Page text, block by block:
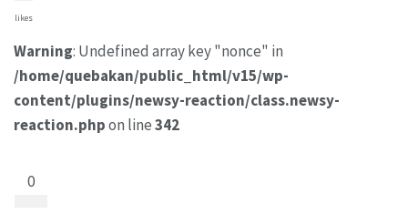
likes
Warning: Undefined array key "nonce" in
/home/quebakan/public_html/v15/wp-
content/plugins/newsy-reaction/class.newsy-
reaction.phpon line342
0